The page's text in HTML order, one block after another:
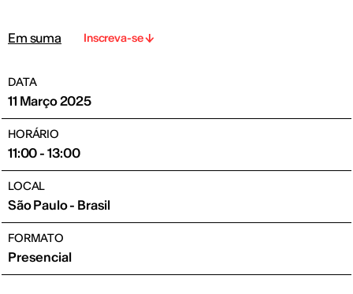
Em suma Inscreva-se
DATA
11 Março 2025
HORÁRIO
11:00 - 13:00
LOCAL
São Paulo - Brasil
FORMATO
Presencial